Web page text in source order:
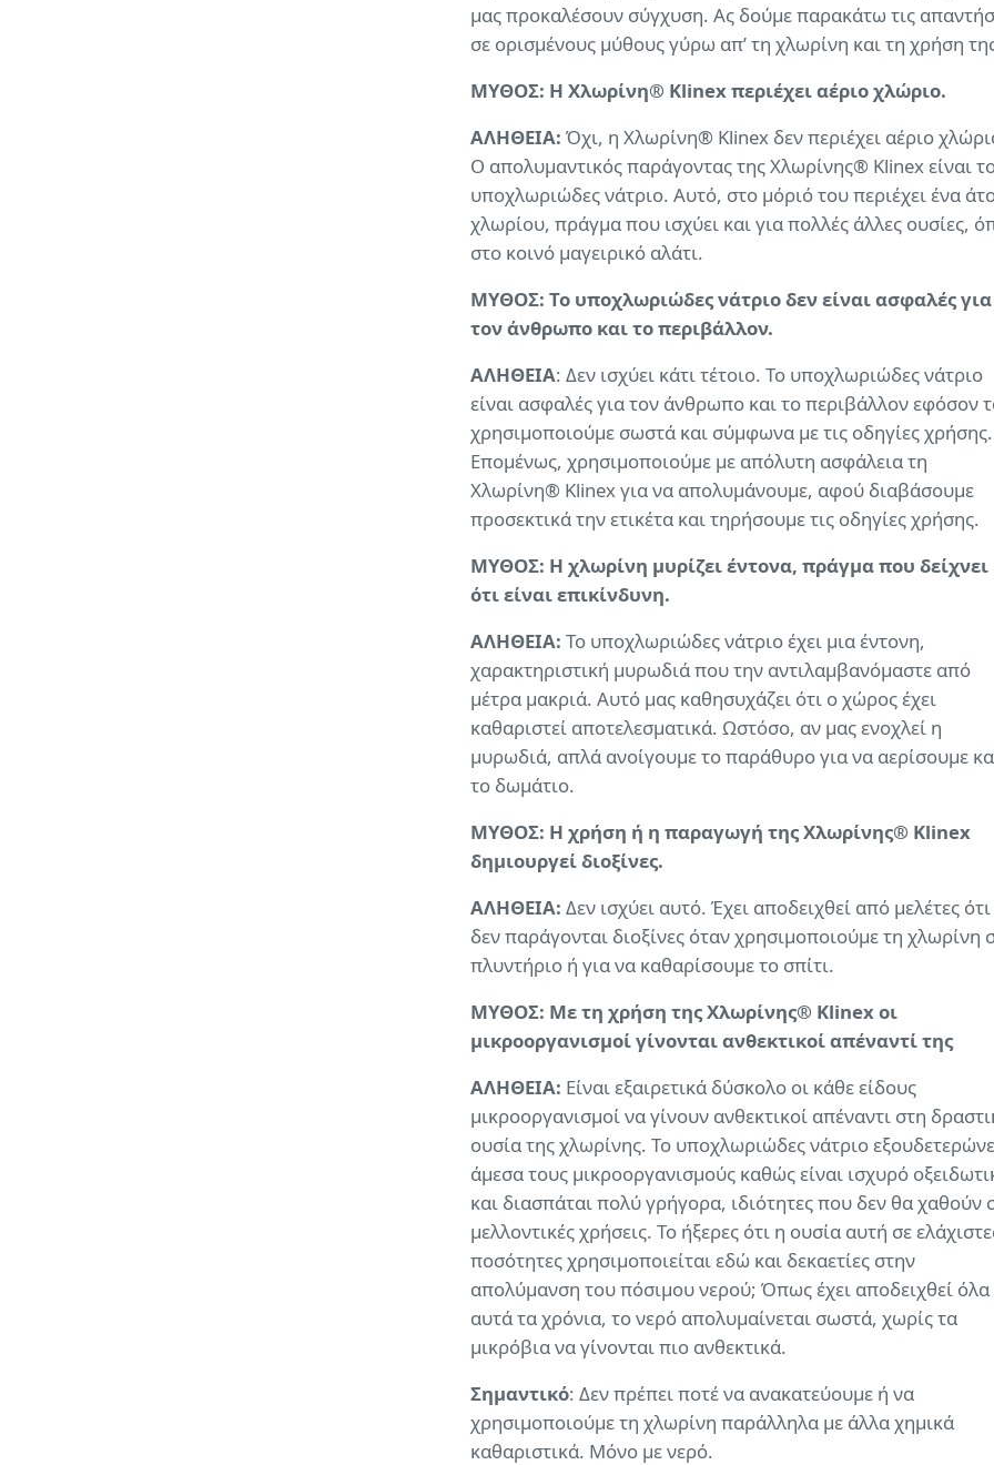
μας προκαλέσουν σύγχυση. Ας δούμε παρακάτω τις
σε ορισμένους μύθους γύρω απ’ τη χλωρίνη και τη χρήση
ΜΥΘΟΣ: Η Χλωρίνη® Klinex περιέχει αέριο χλώριο.
ΑΛΗΘΕΙΑ: Όχι, η Χλωρίνη® Klinex δεν περιέχει αέριο
O απολυμαντικός παράγοντας της Χλωρίνης® Klinex είναι
υποχλωριώδες νάτριο. Αυτό, στο μόριό του περιέχει ένα
χλωρίου, πράγμα που ισχύει και για πολλές άλλες ουσίες,
στο κοινό μαγειρικό αλάτι.
ΜΥΘΟΣ: Το υποχλωριώδες νάτριο δεν είναι ασφαλές για
τον άνθρωπο και το περιβάλλον.
ΑΛΗΘΕΙΑ: Δεν ισχύει κάτι τέτοιο. Το υποχλωριώδες νάτριο
είναι ασφαλές για τον άνθρωπο και το περιβάλλον εφόσον
χρησιμοποιούμε σωστά και σύμφωνα με τις οδηγίες χρήσης.
Επομένως, χρησιμοποιούμε με απόλυτη ασφάλεια τη
Χλωρίνη® Klinex για να απολυμάνουμε, αφού διαβάσουμε
προσεκτικά την ετικέτα και τηρήσουμε τις οδηγίες χρήσης.
ΜΥΘΟΣ: Η χλωρίνη μυρίζει έντονα, πράγμα που δείχνει
ότι είναι επικίνδυνη.
ΑΛΗΘΕΙΑ: Το υποχλωριώδες νάτριο έχει μια έντονη,
χαρακτηριστική μυρωδιά που την αντιλαμβανόμαστε από
μέτρα μακριά. Αυτό μας καθησυχάζει ότι ο χώρος έχει
καθαριστεί αποτελεσματικά. Ωστόσο, αν μας ενοχλεί η
μυρωδιά, απλά ανοίγουμε το παράθυρο για να αερίσουμε
το δωμάτιο.
ΜΥΘΟΣ: Η χρήση ή η παραγωγή της Χλωρίνης® Klinex
δημιουργεί διοξίνες.
ΑΛΗΘΕΙΑ: Δεν ισχύει αυτό. Έχει αποδειχθεί από μελέτες ότι
δεν παράγονται διοξίνες όταν χρησιμοποιούμε τη χλωρίνη
πλυντήριο ή για να καθαρίσουμε το σπίτι.
ΜΥΘΟΣ: Με τη χρήση της Χλωρίνης® Klinex οι
μικροοργανισμοί γίνονται ανθεκτικοί απέναντί της
ΑΛΗΘΕΙΑ: Είναι εξαιρετικά δύσκολο οι κάθε είδους
μικροοργανισμοί να γίνουν ανθεκτικοί απέναντι στη
ουσία της χλωρίνης. Το υποχλωριώδες νάτριο
άμεσα τους μικροοργανισμούς καθώς είναι ισχυρό
και διασπάται πολύ γρήγορα, ιδιότητες που δεν θα χαθούν
μελλοντικές χρήσεις. Το ήξερες ότι η ουσία αυτή σε
ποσότητες χρησιμοποιείται εδώ και δεκαετίες στην
απολύμανση του πόσιμου νερού; Όπως έχει αποδειχθεί όλα
αυτά τα χρόνια, το νερό απολυμαίνεται σωστά, χωρίς τα
μικρόβια να γίνονται πιο ανθεκτικά.
Σημαντικό: Δεν πρέπει ποτέ να ανακατεύουμε ή να
χρησιμοποιούμε τη χλωρίνη παράλληλα με άλλα χημικά
καθαριστικά. Μόνο με νερό.